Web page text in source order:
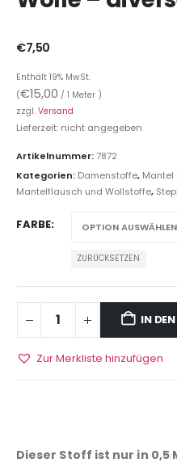
€7,50
Enthält 19% MwSt.
(€15,00 / 1 Meter )
zzgl. Versand
Lieferzeit: nicht angegeben
Artikelnummer:7872
Kategorien: Damenstoffe, Mantel
Mantelflausch und Wollstoffe,
FARBE
ZURÜCKSETZEN
IN
Zur Merkliste hinzufügen
Dieser Stoff ist nur in 0,5